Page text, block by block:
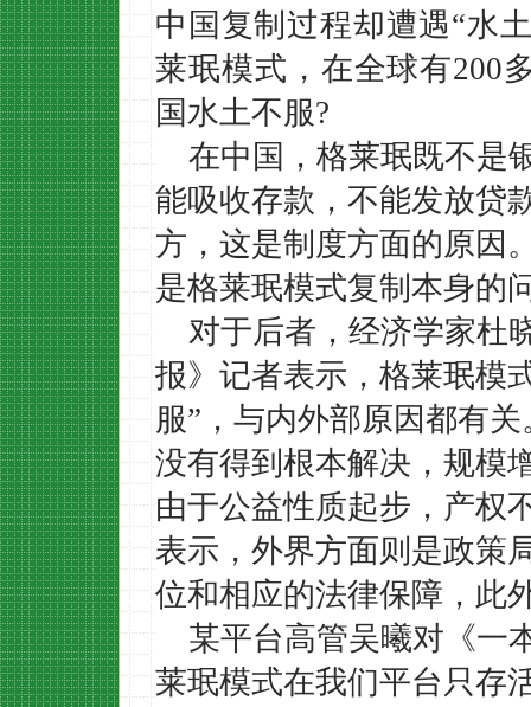
中国复制过程却遭遇“水
莱珉模式， 在全球有200
国水土不服?
在中国，格莱珉既不是
能吸收存款，不能发放贷
方，这是制度方面的原因
是格莱珉模式复制本身的
对于后者，经济学家杜
报》记者表示，格莱珉模
服”，与内外部原因都有
没有得到根本解决，规模
由于公益性质起步，产权
表示，外界方面则是政策
位和相应的法律保障，此
某平台高管吴曦对《一
莱珉模式在我们平台只存